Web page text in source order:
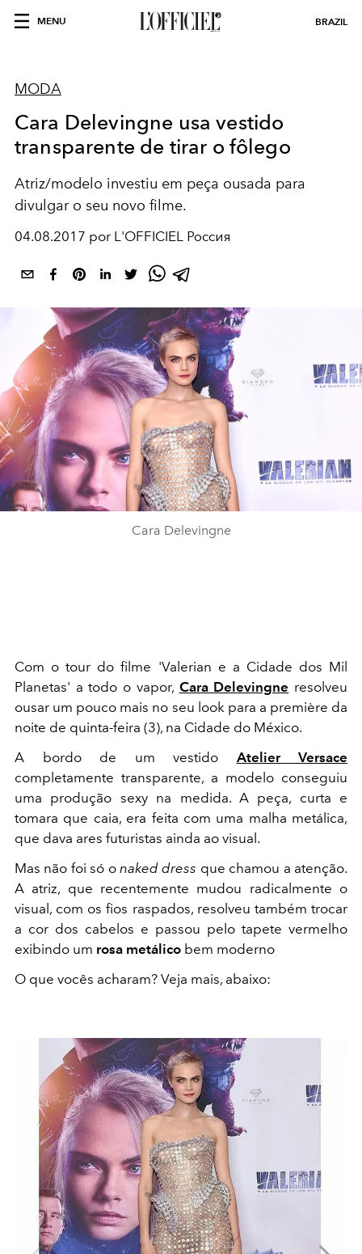
MENU BRAZIL
MODA
Cara Delevingne usa vestido
transparente de tirar o fôlego
Atriz/modelo investiu em peça ousada para
divulgar o seu novo filme.
04.08.2017 por L'OFFICIEL Россия
Cara Delevingne
Com o tour do filme 'Valerian e a Cidade dos Mil
Planetas' a todo o vapor, Cara Delevingne resolveu
ousar um pouco mais no seu look para a première da
noite de quinta-feira (3), na Cidade do México.
A bordo de um vestido Atelier Versace
completamente transparente, a modelo conseguiu
uma produção sexy na medida. A peça, curta e
tomara que caia, era feita com uma malha metálica,
que dava ares futuristas ainda ao visual.
Mas não foi só o naked dress que chamou a atenção.
A atriz, que recentemente mudou radicalmente o
visual, com os fios raspados, resolveu também trocar
a cor dos cabelos e passou pelo tapete vermelho
exibindo um rosa metálico bem moderno
O que vocês acharam? Veja mais, abaixo: